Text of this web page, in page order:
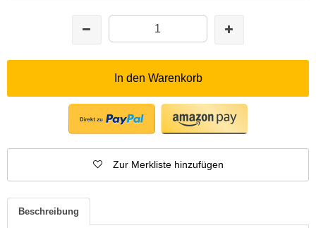
In den Warenkorb
Zur Merkliste hinzufügen
Beschreibung